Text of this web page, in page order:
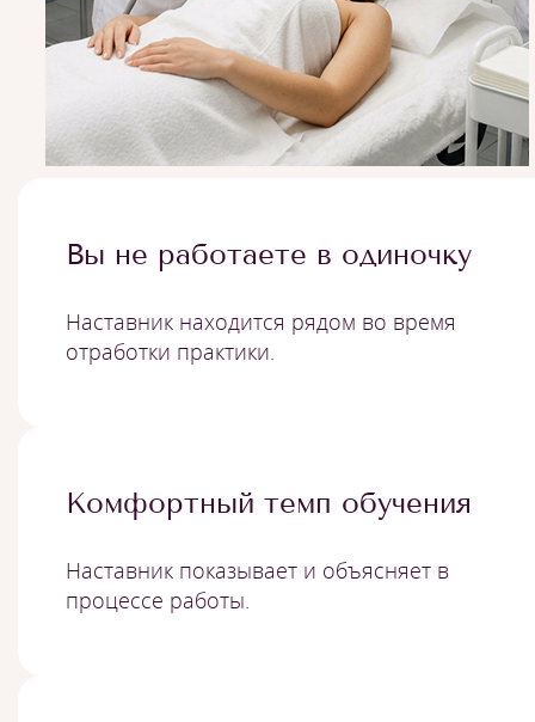
Вы не работаете в одиночку
Наставник находится рядом во время
отработки практики.
Комфортный темп обучения
Наставник показывает и объясняет в
процессе работы.